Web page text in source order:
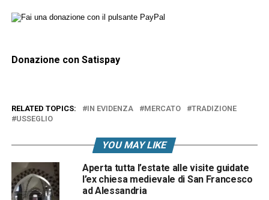
Donazione con Satispay
RELATED TOPICS: IN EVIDENZA MERCATO
TRADIZIONE
USSEGLIO
YOU MAY LIKE
Aperta tutta l’estate alle visite guidate
l’ex chiesa medievale di San Francesco
ad Alessandria